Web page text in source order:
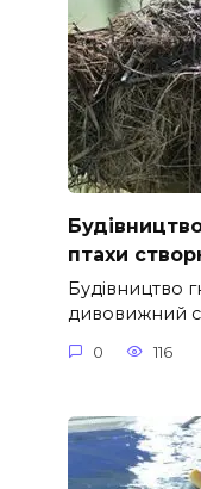
птахи
Будівництво
дивовижний
0 116